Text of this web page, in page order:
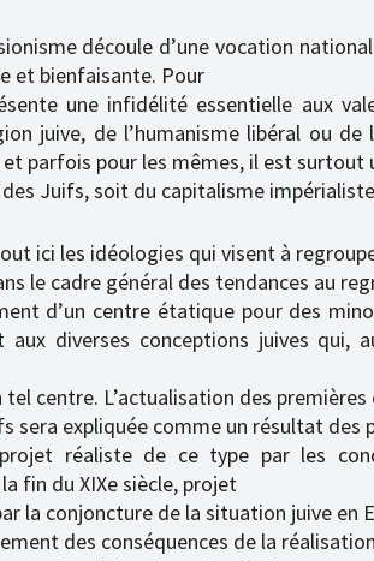
découle d’une vocation
et bienfaisante. Pour
une infidélité essentielle aux
juive, de l’humanisme libéral ou
et parfois pour les mêmes, il est
des Juifs, soit du capitalisme
ici les idéologies qui visent à
le cadre général des tendances au
d’un centre étatique pour des
aux diverses conceptions juives qui,
tel centre. L’actualisation des premières
sera expliquée comme un résultat des
réaliste de ce type par les
fin du XIXe siècle, projet
la conjoncture de la situation juive en
des conséquences de la